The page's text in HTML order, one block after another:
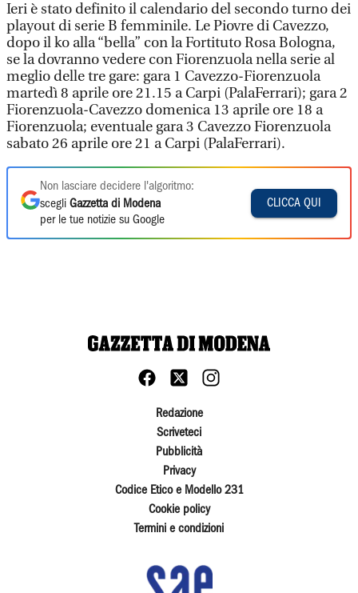
Ieri è stato definito il calendario del secondo turno dei
playout di serie B femminile. Le Piovre di Cavezzo,
dopo il ko alla “bella” con la Fortituto Rosa Bologna,
se la dovranno vedere con Fiorenzuola nella serie al
meglio delle tre gare: gara 1 Cavezzo-Fiorenzuola
martedì 8 aprile ore 21.15 a Carpi (PalaFerrari); gara 2
Fiorenzuola-Cavezzo domenica 13 aprile ore 18 a
Fiorenzuola; eventuale gara 3 Cavezzo Fiorenzuola
sabato 26 aprile ore 21 a Carpi (PalaFerrari).
Non lasciare decidere l'algoritmo:
scegli Gazzetta di Modena
per le tue notizie su Google
CLICCA QUI
Redazione
Scriveteci
Pubblicità
Privacy
Codice Etico e Modello 231
Cookie policy
Termini e condizioni